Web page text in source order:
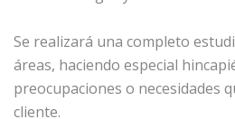
Se realizará una completo
áreas, haciendo especial
preocupaciones o necesidades
cliente.